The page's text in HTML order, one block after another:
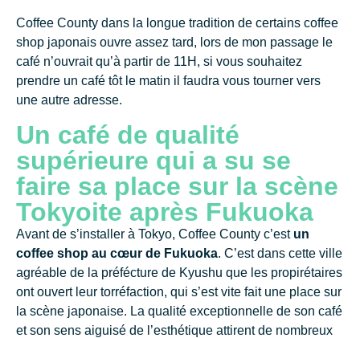
Coffee County dans la longue tradition de certains coffee
shop japonais ouvre assez tard, lors de mon passage le
café n’ouvrait qu’à partir de 11H, si vous souhaitez
prendre un café tôt le matin il faudra vous tourner vers
une autre adresse.
Un café de qualité
supérieure qui a su se
faire sa place sur la scène
Tokyoite après Fukuoka
Avant de s’installer à Tokyo, Coffee County c’est un
coffee shop au cœur de Fukuoka. C’est dans cette ville
agréable de la préfécture de Kyushu que les propirétaires
ont ouvert leur torréfaction, qui s’est vite fait une place sur
la scène japonaise. La qualité exceptionnelle de son café
et son sens aiguisé de l’esthétique attirent de nombreux